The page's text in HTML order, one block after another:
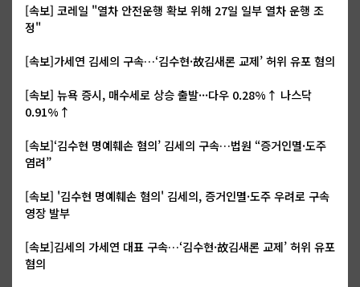
[속보] 코레일 "열차 안전운행 확보 위해 27일 일부 열차 운행 조
정"
[속보]가세연 김세의 구속…‘김수현·故김새론 교제’ 허위 유포 혐의
[속보] 뉴욕 증시, 매수세로 상승 출발···다우 0.28%↑ 나스닥
0.91%↑
[속보]‘김수현 명예훼손 혐의’ 김세의 구속…법원 “증거인멸·도주
염려”
[속보] '김수현 명예훼손 혐의' 김세의, 증거인멸·도주 우려로 구속
영장 발부
[속보]김세의 가세연 대표 구속…‘김수현·故김새론 교제’ 허위 유포
혐의